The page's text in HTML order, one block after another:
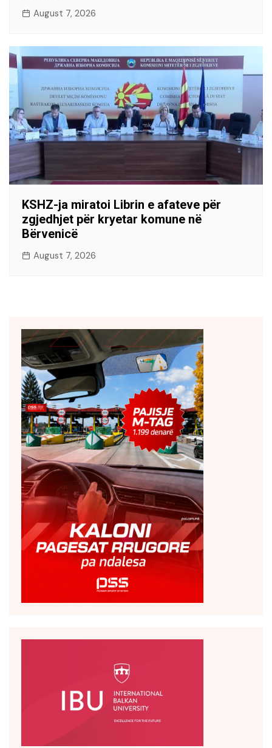
August 7, 2026
KSHZ-ja miratoi Librin e afateve për
zgjedhjet për kryetar komune në
Bërvenicë
August 7, 2026